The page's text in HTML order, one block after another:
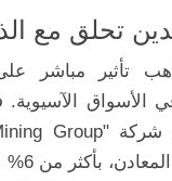
تحلق مع
تأثير مباشر
الأسواق